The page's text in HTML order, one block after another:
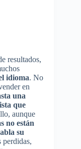
resultados,
idioma. No
en
una
que
aunque
no están
su
perdidas,